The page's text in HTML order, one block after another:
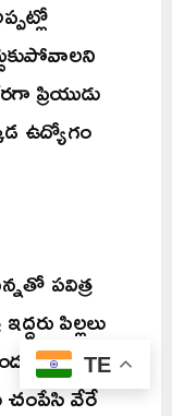
ప్రియుడు
ఉద్యోగం
పవిత్ర
పిల్లలు
అడ్డుగా
చంపేసి వేరే
TE